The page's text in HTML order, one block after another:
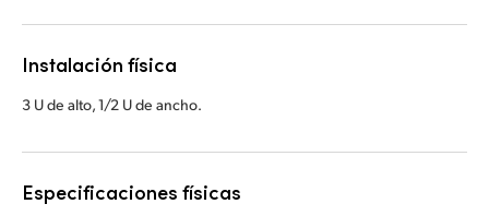
Instalación física
3 U de alto, 1/2 U de ancho.
Especificaciones físicas